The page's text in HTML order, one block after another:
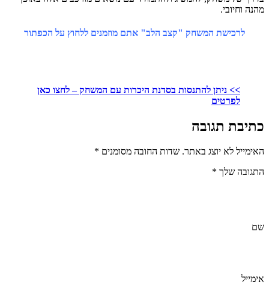
מהנה וחיובי.
לרכישת המשחק "קצב הלב" אתם מוזמנים ללחוץ על הכפתור
>> ניתן להתנסות בסדנת היכרות עם המשחק – לחצו כאן
לפרטים
כתיבת תגובה
האימייל לא יוצג באתר. שדות החובה מסומנים *
התגובה שלך *
שם
אימייל